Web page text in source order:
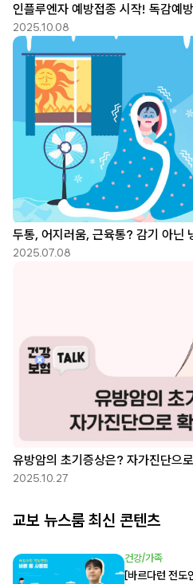
인플루엔자 예방접종 시작! 독감예
2025.10.08
두통, 어지러움, 근육통? 감기 아닌
2025.07.08
유방암의 초기증상은? 자가진단으
2025.10.27
교보 뉴스룸 최신 콘텐츠
건강/가족
[바르다런 전도